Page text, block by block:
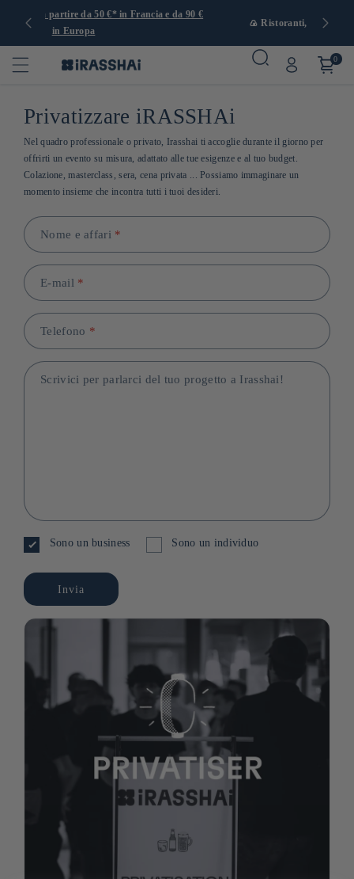
🍙 Ristoranti, negozi e caffetterie a Parigi
0
Privatizzare iRASSHAi
Nel quadro professionale o privato, Irasshai ti accoglie durante il giorno per
offrirti un evento su misura, adattato alle tue esigenze e al tuo budget.
Colazione, masterclass, sera, cena privata ... Possiamo immaginare un
momento insieme che incontra tutti i tuoi desideri.
Nome e affari *
E-mail *
Telefono *
Scrivici per parlarci del tuo progetto a Irasshai!
Sono un business Sono un individuo
Invia